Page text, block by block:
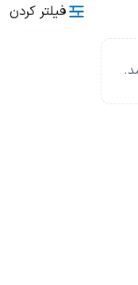
فیلتر کردن